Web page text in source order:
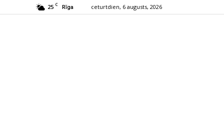
25 C Rīga ceturtdien, 6 augusts, 2026